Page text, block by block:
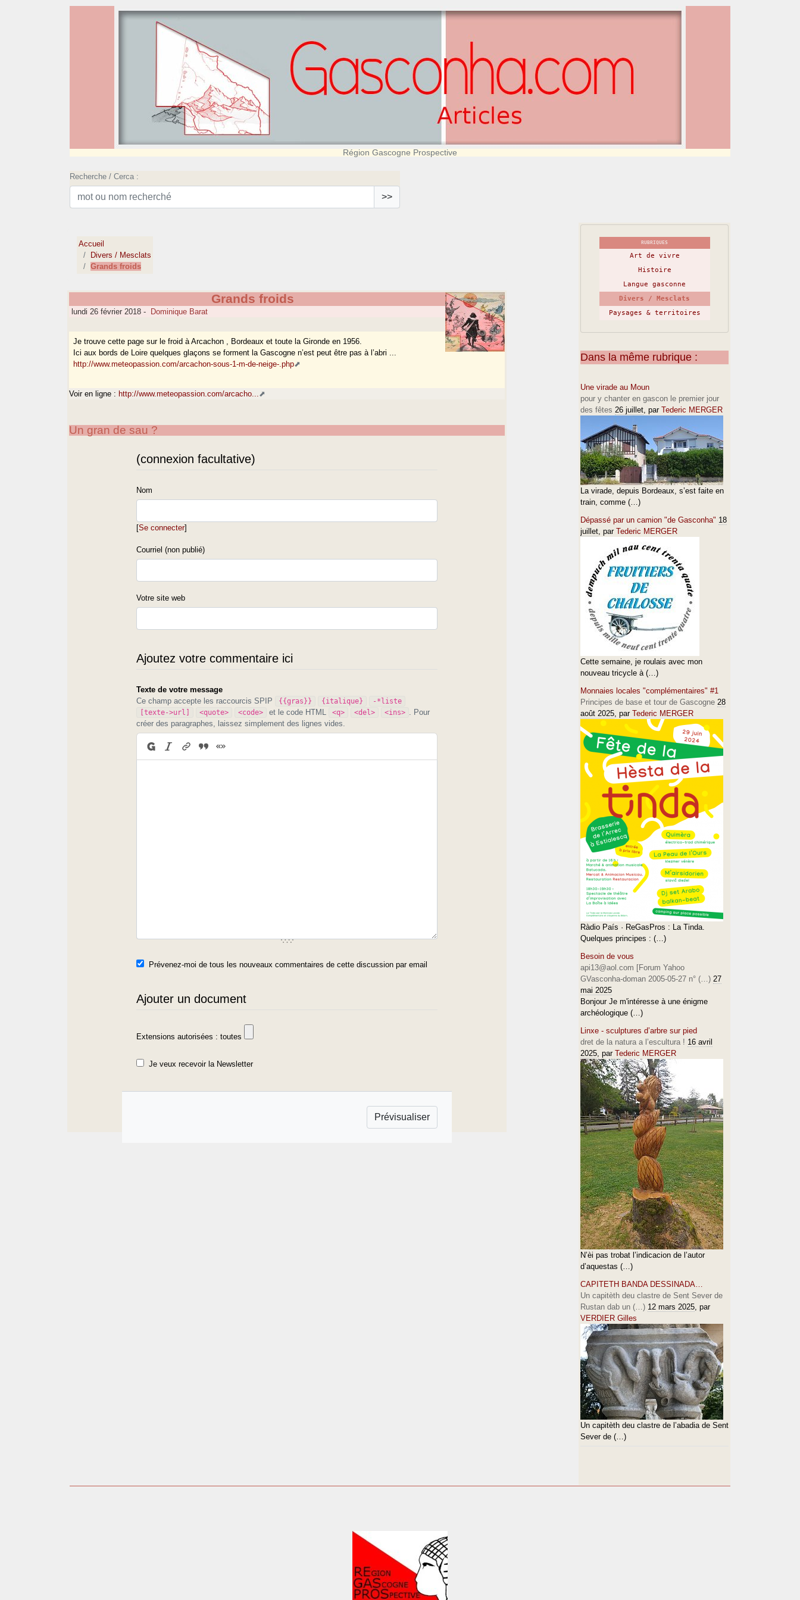
Région Gascogne Prospective
Recherche / Cerca :
>>
Accueil
Divers / Mesclats
Grands froids
Grands froids
lundi 26 février 2018 - Dominique Barat
Je trouve cette page sur le froid à Arcachon , Bordeaux et toute la Gironde en 1956.
Ici aux bords de Loire quelques glaçons se forment la Gascogne n’est peut être pas à l’abri ...
http://www.meteopassion.com/arcachon-sous-1-m-de-neige-.php
Voir en ligne : http://www.meteopassion.com/arcacho...
Un gran de sau ?
(connexion facultative)
Nom
[Se connecter]
Courriel (non publié)
Votre site web
Ajoutez votre commentaire ici
Texte de votre message
Ce champ accepte les raccourcis SPIP
{{gras}} {italique}
-*liste
[texte->url]
<quote> <code> et le code HTML <q> <del> <ins>
. Pour
créer des paragraphes, laissez simplement des lignes vides.
Prévenez-moi de tous les nouveaux commentaires de cette discussion par email
Ajouter un document
Extensions autorisées : toutes
Je veux recevoir la Newsletter
RUBRIQUES
Art de vivre
Histoire
Langue gasconne
Divers / Mesclats
Paysages & territoires
Dans la même rubrique :
Une virade au Moun
pour y chanter en gascon le premier jour
des fêtes 26 juillet, par Tederic MERGER
La virade, depuis Bordeaux, s’est faite en
train, comme (…)
Dépassé par un camion "de Gasconha" 18
juillet, par Tederic MERGER
Cette semaine, je roulais avec mon
nouveau tricycle à (…)
Monnaies locales "complémentaires" #1
Principes de base et tour de Gascogne 28
août 2025, par Tederic MERGER
Ràdio País · ReGasPros : La Tinda.
Quelques principes : (…)
Besoin de vous
api13@aol.com [Forum Yahoo
GVasconha-doman 2005-05-27 n° (…) 27
mai 2025
Bonjour Je m'intéresse à une énigme
archéologique (…)
Linxe - sculptures d’arbre sur pied
dret de la natura a l’escultura ! 16 avril
2025, par Tederic MERGER
N’èi pas trobat l’indicacion de l’autor
d’aquestas (…)
CAPITETH BANDA DESSINADA…
Un capitèth deu clastre de Sent Sever de
Rustan dab un (…) 12 mars 2025, par
VERDIER Gilles
Un capitèth deu clastre de l’abadia de Sent
Sever de (…)